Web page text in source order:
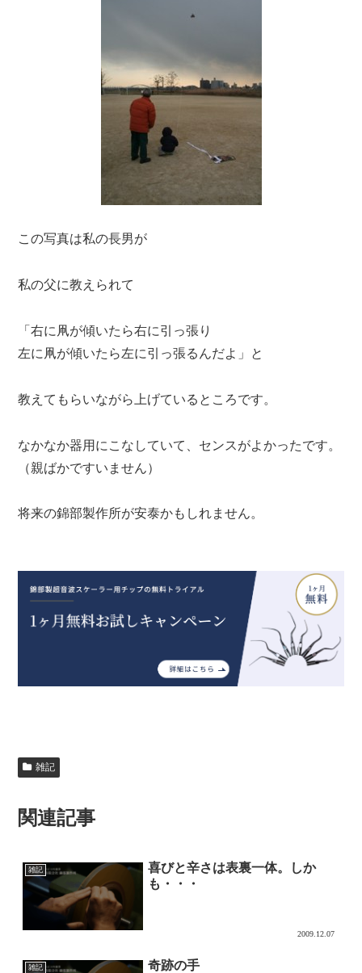
この写真は私の長男が
私の父に教えられて
「右に凧が傾いたら右に引っ張り
左に凧が傾いたら左に引っ張るんだよ」と
教えてもらいながら上げているところです。
なかなか器用にこなしていて、センスがよかったです。
（親ばかですいません）
将来の錦部製作所が安泰かもしれません。
雑記
関連記事
雑記
喜びと辛さは表裏一体。しか
も・・・
2009.12.07
雑記 奇跡の手